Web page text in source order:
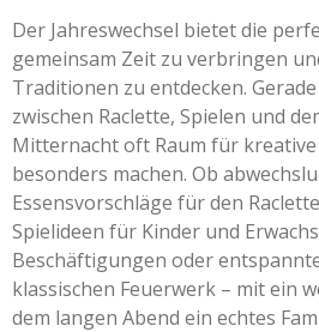
Der Jahreswechsel bietet die
gemeinsam Zeit zu verbringen
Traditionen zu entdecken.
zwischen Raclette, Spielen und
Mitternacht oft Raum für kreative
besonders machen. Ob
Essensvorschläge für den
Spielideen für Kinder und
Beschäftigungen oder
klassischen Feuerwerk – mit ein
dem langen Abend ein echtes